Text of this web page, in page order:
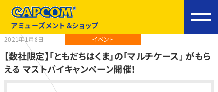
アミューズメント＆ショップ
2021年1月8日 イベント
【数社限定】「ともだちはくま」の「マルチケース」 がもら
える マストバイキャンペーン開催！